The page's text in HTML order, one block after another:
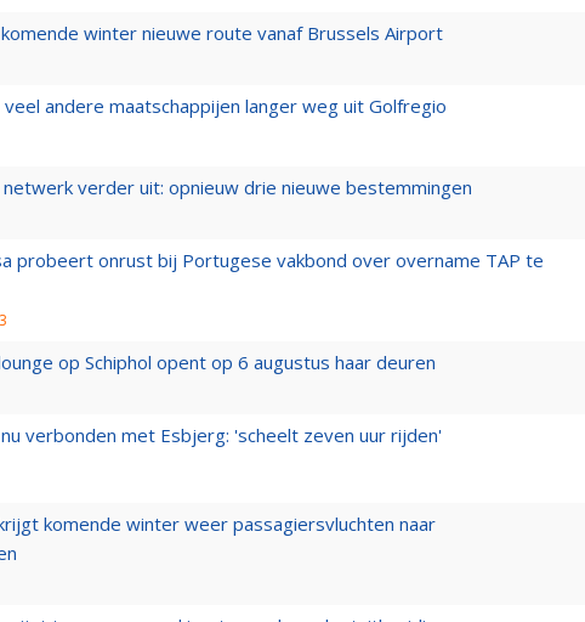
winter nieuwe route vanaf Brussels Airport
andere maatschappijen langer weg uit Golfregio
verder uit: opnieuw drie nieuwe bestemmingen
probeert onrust bij Portugese vakbond over overname TAP te
op Schiphol opent op 6 augustus haar deuren
verbonden met Esbjerg: 'scheelt zeven uur rijden'
komende winter weer passagiersvluchten naar